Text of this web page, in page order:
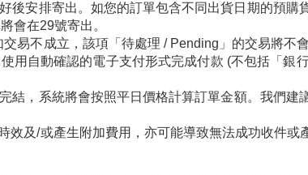
後安排寄出。如您的訂單包含不同出貨日期的預購
會在29號寄出。
易不成立，該項「待處理 / Pending」的交易將不
自動確認的電子支付形式完成付款 (不包括「銀
結，系統將會按照平日價格計算訂單金額。我們建
及/或產生附加費用，亦可能導致無法成功收件